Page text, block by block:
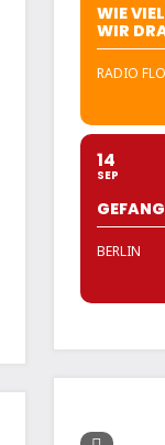
WIE
WIR
RADIO
14
SEP
BERLIN